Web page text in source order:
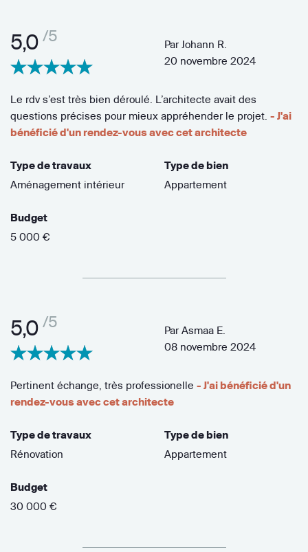
5,0 /5 Par Johann R.
20 novembre 2024
Le rdv s’est très bien déroulé. L’architecte avait des
questions précises pour mieux appréhender le projet. - J'ai
bénéficié d'un rendez-vous avec cet architecte
Type de travaux
Aménagement intérieur
Type de bien
Appartement
Budget
5 000 €
5,0 /5 Par Asmaa E.
08 novembre 2024
Pertinent échange, très professionelle - J'ai bénéficié d'un
rendez-vous avec cet architecte
Type de travaux
Rénovation
Type de bien
Appartement
Budget
30 000 €